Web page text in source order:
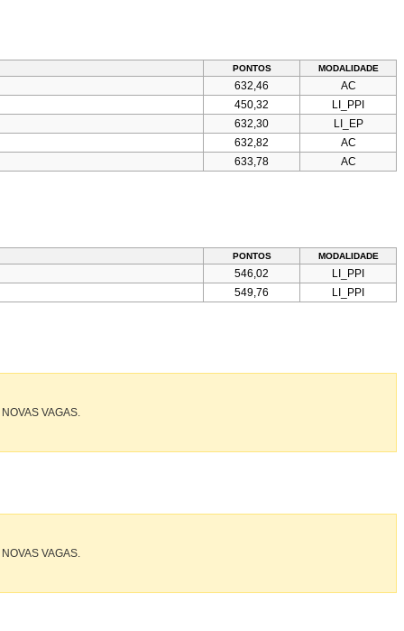
PONTOS MODALIDADE
632,46
AC
450,32
LI_PPI
632,30
LI_EP
632,82
AC
633,78 AC
PONTOS MODALIDADE
546,02
LI_PPI
549,76 LI_PPI
VAGAS.
VAGAS.